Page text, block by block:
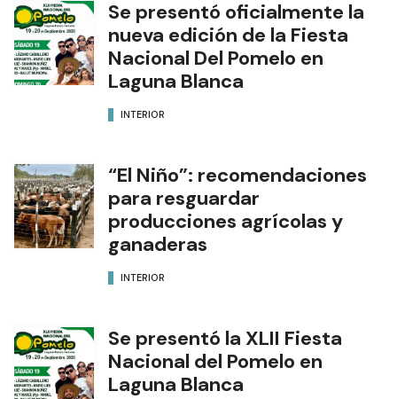
Se presentó oficialmente la
nueva edición de la Fiesta
Nacional Del Pomelo en
Laguna Blanca
INTERIOR
“El Niño”: recomendaciones
para resguardar
producciones agrícolas y
ganaderas
INTERIOR
Se presentó la XLII Fiesta
Nacional del Pomelo en
Laguna Blanca